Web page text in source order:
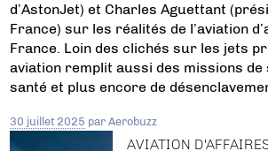
d’AstonJet) et Charles Aguettant
France) sur les réalités de l’aviation
France. Loin des clichés sur les jets
aviation remplit aussi des missions de
santé et plus encore de
30 juillet 2025 parAerobuzz
AVIATION